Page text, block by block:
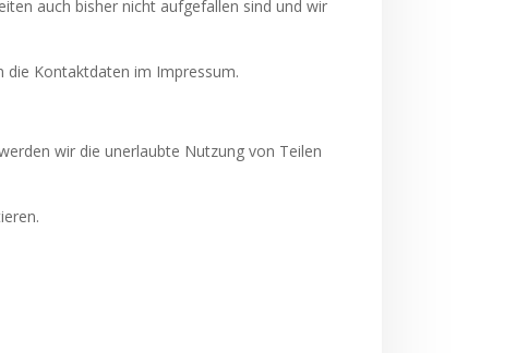
auch bisher nicht aufgefallen sind und wir
die Kontaktdaten im Impressum.
wir die unerlaubte Nutzung von Teilen